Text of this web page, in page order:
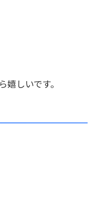
しいです。